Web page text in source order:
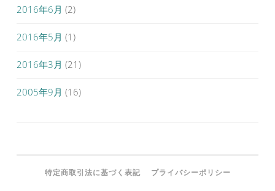
2016年6月 (2)
2016年5月 (1)
2016年3月 (21)
2005年9月 (16)
特定商取引法に基づく表記 プライバシーポリシー